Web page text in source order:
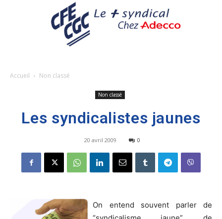
Accueil Non classé
Non classé
Les syndicalistes jaunes
20 avril 2009 0
On entend souvent parler de